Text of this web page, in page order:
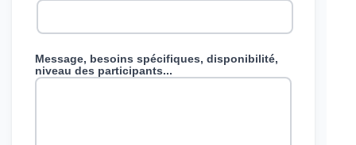
Message, besoins spécifiques, disponibilité,
niveau des participants...